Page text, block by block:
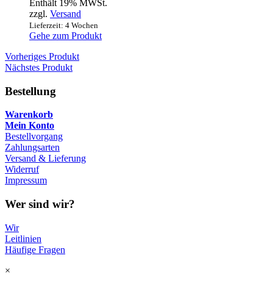
Enthält 19% MWSt.
zzgl. Versand
Lieferzeit: 4 Wochen
Gehe zum Produkt
Vorheriges Produkt
Nächstes Produkt
Bestellung
Warenkorb
Mein Konto
Bestellvorgang
Zahlungsarten
Versand & Lieferung
Widerruf
Impressum
Wer sind wir?
Wir
Leitlinien
Häufige Fragen
×